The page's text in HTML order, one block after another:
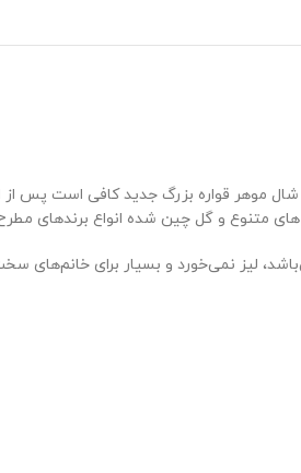
قواره بزرگ جدید کافی است پس از
های متنوع و گل چین شده انواع
لیز نمی‌خورد و بسیار برای خانم‌های